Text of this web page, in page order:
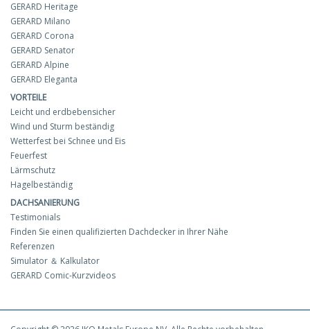
GERARD Heritage
GERARD Milano
GERARD Corona
GERARD Senator
GERARD Alpine
GERARD Eleganta
VORTEILE
Leicht und erdbebensicher
Wind und Sturm beständig
Wetterfest bei Schnee und Eis
Feuerfest
Lärmschutz
Hagelbeständig
DACHSANIERUNG
Testimonials
Finden Sie einen qualifizierten Dachdecker in Ihrer Nähe
Referenzen
Simulator ＆ Kalkulator
GERARD Comic-Kurzvideos